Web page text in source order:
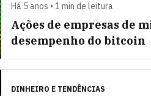
Há 5 anos • 1 min de leitura
Ações de empresas de
desempenho do bitcoin
DINHEIRO E TENDÊNCIAS